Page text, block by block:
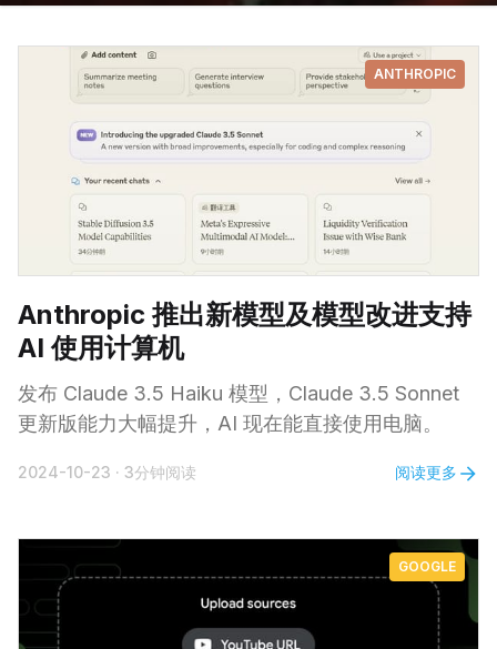
ANTHROPIC
Anthropic 推出新模型及模型改进支持
AI 使用计算机
发布 Claude 3.5 Haiku 模型，Claude 3.5 Sonnet
更新版能力大幅提升，AI 现在能直接使用电脑。
2024-10-23 · 3分钟阅读 阅读更多
GOOGLE